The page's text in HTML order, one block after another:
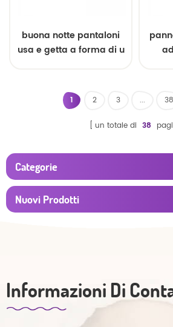
buona notte pantaloni
usa e getta a forma di u
1 2 3 ... 38
un totale di 38
Categorie
Nuovi Prodotti
Informazioni Di